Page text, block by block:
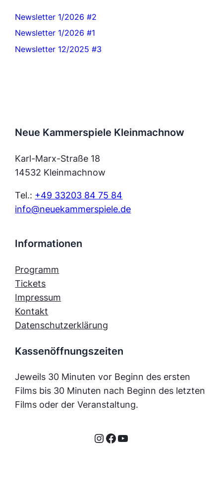
Newsletter 1/2026 #2
Newsletter 1/2026 #1
Newsletter 12/2025 #3
Neue Kammerspiele Kleinmachnow
Karl-Marx-Straße 18
14532 Kleinmachnow
Tel.: +49 33203 84 75 84
info@neuekammerspiele.de
Informationen
Programm
Tickets
Impressum
Kontakt
Datenschutzerklärung
Kassenöffnungszeiten
Jeweils 30 Minuten vor Beginn des ersten
Films bis 30 Minuten nach Beginn des letzten
Films oder der Veranstaltung.
Instagram Facebook YouTube